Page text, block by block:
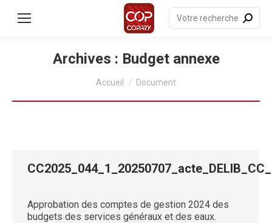
principal
Recherche
:
Archives : Budget annexe
Accueil Document
Approbation des comptes de gestion 2024 des
budgets des services généraux et des eaux.